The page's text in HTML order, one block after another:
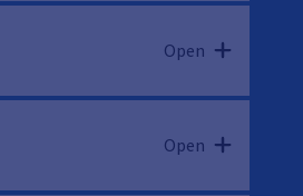
Open
Open